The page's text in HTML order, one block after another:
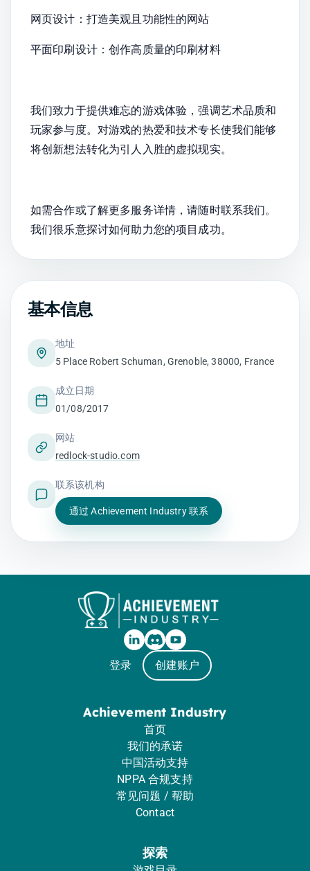
网页设计：打造美观且功能性的网站
平面印刷设计：创作高质量的印刷材料
我们致力于提供难忘的游戏体验，强调艺术品质和
玩家参与度。对游戏的热爱和技术专长使我们能够
将创新想法转化为引人入胜的虚拟现实。
如需合作或了解更多服务详情，请随时联系我们。
我们很乐意探讨如何助力您的项目成功。
基本信息
地址
5 Place Robert Schuman, Grenoble, 38000, France
成立日期
01/08/2017
网站
redlock-studio.com
联系该机构
通过 Achievement Industry 联系
登录 创建账户
Achievement Industry
首页
我们的承诺
中国活动支持
NPPA 合规支持
常见问题 / 帮助
Contact
探索